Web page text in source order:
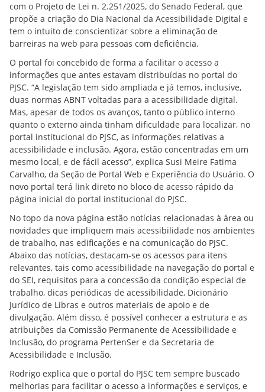
com o Projeto de Lei n. 2.251/2025, do Senado Federal, que
propõe a criação do Dia Nacional da Acessibilidade Digital e
tem o intuito de conscientizar sobre a eliminação de
barreiras na web para pessoas com deficiência.
O portal foi concebido de forma a facilitar o acesso a
informações que antes estavam distribuídas no portal do
PJSC. “A legislação tem sido ampliada e já temos, inclusive,
duas normas ABNT voltadas para a acessibilidade digital.
Mas, apesar de todos os avanços, tanto o público interno
quanto o externo ainda tinham dificuldade para localizar, no
portal institucional do PJSC, as informações relativas a
acessibilidade e inclusão. Agora, estão concentradas em um
mesmo local, e de fácil acesso”, explica Susi Meire Fatima
Carvalho, da Seção de Portal Web e Experiência do Usuário. O
novo portal terá link direto no bloco de acesso rápido da
página inicial do portal institucional do PJSC.
No topo da nova página estão notícias relacionadas à área ou
novidades que impliquem mais acessibilidade nos ambientes
de trabalho, nas edificações e na comunicação do PJSC.
Abaixo das notícias, destacam-se os acessos para itens
relevantes, tais como acessibilidade na navegação do portal e
do SEI, requisitos para a concessão da condição especial de
trabalho, dicas periódicas de acessibilidade, Dicionário
Jurídico de Libras e outros materiais de apoio e de
divulgação. Além disso, é possível conhecer a estrutura e as
atribuições da Comissão Permanente de Acessibilidade e
Inclusão, do programa PertenSer e da Secretaria de
Acessibilidade e Inclusão.
Rodrigo explica que o portal do PJSC tem sempre buscado
melhorias para facilitar o acesso a informações e serviços, e